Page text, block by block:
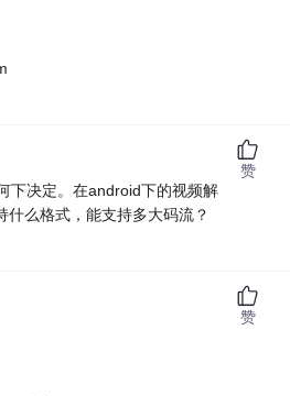
下决定。在android下的视频解
什么格式，能支持多大码流？
赞
赞